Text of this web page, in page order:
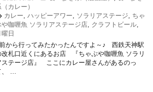
（カレー）
カレー ハッピーアワー ソラリアステージ
ちゃ
や咖喱魚 ソラリアステージ店 クラフトビール
曜日
から行ってみたかったんですよ～♪ 西鉄天神駅
改札口近くにあるお店 『ちゃぶや咖喱魚 ソラリ
ステージ店』 ここにカレー屋さんがあるのっ
、 …